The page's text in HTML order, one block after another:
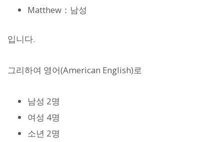
Matthew：남성
입니다.
그리하여 영어(American English)로
남성 2명
여성 4명
소년 2명